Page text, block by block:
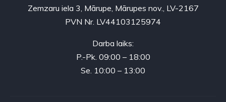
Zemzaru iela 3, Mārupe, Mārupes nov., LV-2167
PVN Nr. LV44103125974
Darba laiks:
P.-Pk. 09:00 – 18:00
Se. 10:00 – 13:00